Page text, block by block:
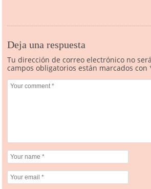
Deja una respuesta
Tu dirección de correo electrónico no
campos obligatorios están marcados con